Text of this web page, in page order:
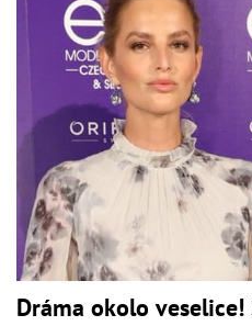
Dráma okolo veselice!